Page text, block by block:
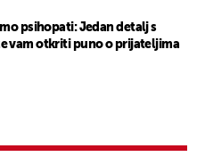
psihopati: Jedan detalj s
vam otkriti puno o prijateljima